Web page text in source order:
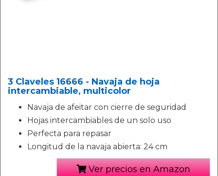
3 Claveles 16666 - Navaja de hoja
intercambiable, multicolor
Navaja de afeitar con cierre de seguridad
Hojas intercambiables de un solo uso
Perfecta para repasar
Longitud de la navaja abierta: 24 cm
Ver precios en Amazon